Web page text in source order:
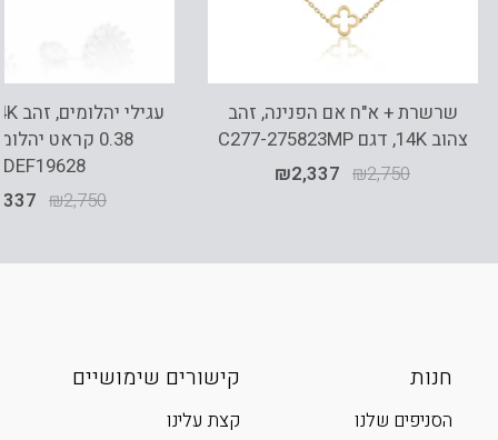
שרשרת + א"ח אם הפנינה, זהב
צהוב 14K, דגם C277-275823MP
₪2,750
₪2,337
0.38 קראט
₪2,750
חנות
הסניפים שלנו
קישורים שימושיים
קצת עלינו